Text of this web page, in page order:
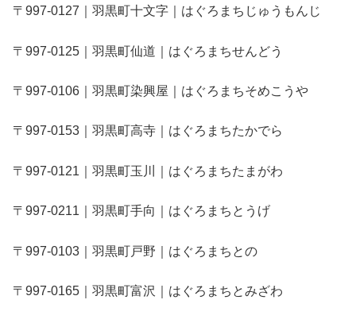
〒997-0127｜羽黒町十文字｜はぐろまちじゅうもんじ
〒997-0125｜羽黒町仙道｜はぐろまちせんどう
〒997-0106｜羽黒町染興屋｜はぐろまちそめこうや
〒997-0153｜羽黒町高寺｜はぐろまちたかでら
〒997-0121｜羽黒町玉川｜はぐろまちたまがわ
〒997-0211｜羽黒町手向｜はぐろまちとうげ
〒997-0103｜羽黒町戸野｜はぐろまちとの
〒997-0165｜羽黒町富沢｜はぐろまちとみざわ